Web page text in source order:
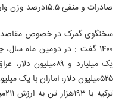
صادرات و منفی ۱۵.۵درصد وزن واردات است.
سخنگوی گمرک در خصوص مقاصد